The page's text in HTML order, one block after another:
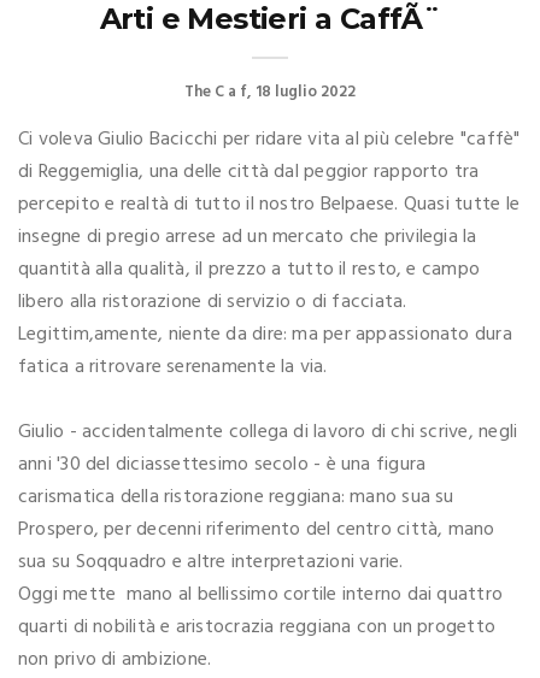
Arti e Mestieri a CaffÃ¨
The C a f 18 luglio 2022
Ci voleva Giulio Bacicchi per ridare vita al più celebre "caffè"
di Reggemiglia, una delle città dal peggior rapporto tra
percepito e realtà di tutto il nostro Belpaese. Quasi tutte le
insegne di pregio arrese ad un mercato che privilegia la
quantità alla qualità, il prezzo a tutto il resto, e campo
libero alla ristorazione di servizio o di facciata.
Legittim,amente, niente da dire: ma per appassionato dura
fatica a ritrovare serenamente la via.
Giulio - accidentalmente collega di lavoro di chi scrive, negli
anni '30 del diciassettesimo secolo - è una figura
carismatica della ristorazione reggiana: mano sua su
Prospero, per decenni riferimento del centro città, mano
sua su Soqquadro e altre interpretazioni varie.
Oggi mette mano al bellissimo cortile interno dai quattro
quarti di nobilità e aristocrazia reggiana con un progetto
non privo di ambizione.